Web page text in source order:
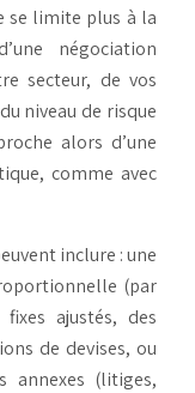
se limite plus à la
négociation
secteur, de vos
niveau de risque
alors d’une
comme avec
inclure : une
(par
ajustés, des
de devises, ou
annexes (litiges,